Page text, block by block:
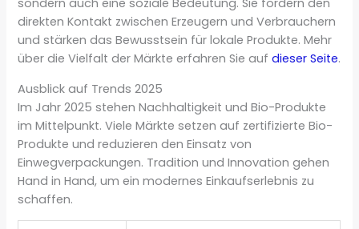
direkten Kontakt zwischen Erzeugern und Verbrauchern
und stärken das Bewusstsein für lokale Produkte. Mehr
über die Vielfalt der Märkte erfahren Sie aufdieser Seite.
Ausblick auf Trends 2025
Im Jahr 2025 stehen Nachhaltigkeit und Bio-Produkte
im Mittelpunkt. Viele Märkte setzen auf zertifizierte Bio-
Produkte und reduzieren den Einsatz von
Einwegverpackungen. Tradition und Innovation gehen
Hand in Hand, um ein modernes Einkaufserlebnis zu
schaffen.